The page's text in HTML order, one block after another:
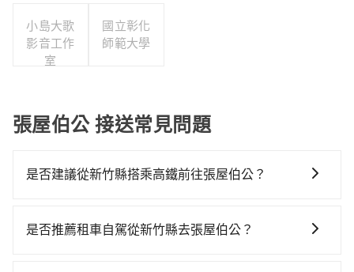
小島大歌
影音工作
室
國立彰化
師範大學
張屋伯公 接送常見問題
是否建議從新竹縣搭乘高鐵前往張屋伯公？
且難叫計程車前往高鐵站！從最早07:02一直到22:17，
是否推薦租車自駕從新竹縣去張屋伯公？